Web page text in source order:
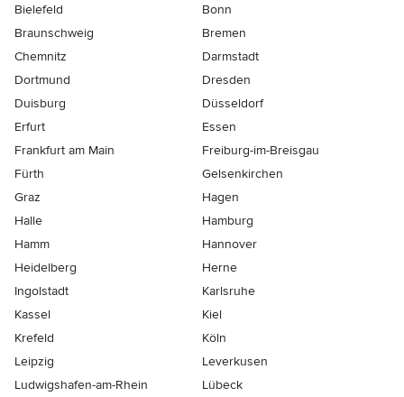
Bielefeld
Bonn
Braunschweig
Bremen
Chemnitz
Darmstadt
Dortmund
Dresden
Duisburg
Düsseldorf
Erfurt
Essen
Frankfurt am Main
Freiburg-im-Breisgau
Fürth
Gelsenkirchen
Graz
Hagen
Halle
Hamburg
Hamm
Hannover
Heidelberg
Herne
Ingolstadt
Karlsruhe
Kassel
Kiel
Krefeld
Köln
Leipzig
Leverkusen
Ludwigshafen-am-Rhein
Lübeck